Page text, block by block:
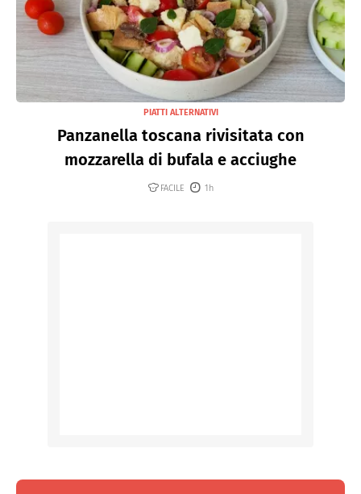
PIATTI ALTERNATIVI
Panzanella toscana rivisitata con
mozzarella di bufala e acciughe
FACILE 1h